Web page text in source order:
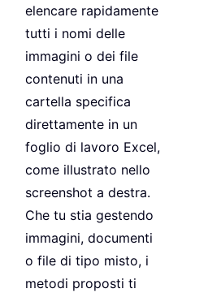
elencare rapidamente
tutti i nomi delle
immagini o dei file
contenuti in una
cartella specifica
direttamente in un
foglio di lavoro Excel,
come illustrato nello
screenshot a destra.
Che tu stia gestendo
immagini, documenti
o file di tipo misto, i
metodi proposti ti